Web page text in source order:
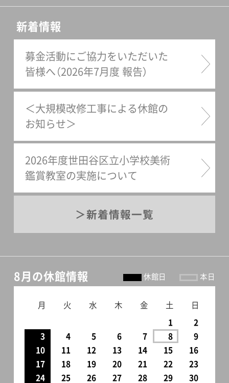
ーネ、コッペパンが並びます。
懐かしい気持ちを誘います。
第2プレートそして、二つめの
プレートには、一口大のエビ
のクリームコロッケ、牛スジ
の煮込み、そしてトンテキが
並びます。下町の洋食屋さん
す。デザート最後のプレート
は、デザート。こちらには、練
厚な味わいのアップルパイが
盛られます。どれも、日本人の
から伝わる、身近な料理です。
春風に揺れる木々の梢を眺め
ながら、どうぞ、ゆっくりとし
た時間をお過ごしください。
ちなみにお値段は、3240円（税
込）。おなかいっぱいになるこ
と請け合いです。ル・ジャルダ
品などが展示されています。
像 1948-1964」…第一部のテ
ーマは「子ども」。路地や街角
の子どもたちの生きいきとし
た表情や、戦後の子どもたち
の暮らしをご紹介します。「田
沼武能写真展 東京わが残像
1948-1964」…続く「下町」を
テーマとした第二部では、祭
りや出店などに集まる人で賑
部では、急速な変貌を遂げる
能写真展 東京わが残像 1948-
1964」…会場最後のコーナー
では、「特別展示 世田谷の文
化人」として、20代の田沼武能
氏にとっては出世作となり、
現在もライフワークとして続
く、肖像写真の中から、世田谷
新着情報
募金活動にご協力をいただいた
皆様へ（2026年7月度 報告）
＜大規模改修工事による休館の
お知らせ＞
2026年度世田谷区立小学校美術
鑑賞教室の実施について
新着情報一覧
8月の休館情報 休館日 本日
月 火 水 木 金 土 日
1
2
3
4 5 6 7 8
9
10
11 12 13 14 15
16
17
18 19 20 21 22
23
24
25 26 27 28 29
30